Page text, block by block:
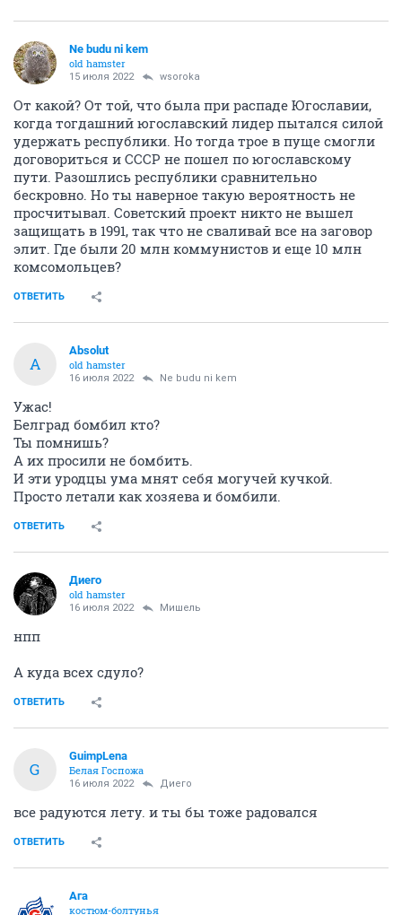
Ne budu ni kem
old hamster
15 июля 2022 wsoroka
От какой? От той, что была при распаде Югославии,
когда тогдашний югославский лидер пытался силой
удержать республики. Но тогда трое в пуще смогли
договориться и СССР не пошел по югославскому
пути. Разошлись республики сравнительно
бескровно. Но ты наверное такую вероятность не
просчитывал. Советский проект никто не вышел
защищать в 1991, так что не сваливай все на заговор
элит. Где были 20 млн коммунистов и еще 10 млн
комсомольцев?
ОТВЕТИТЬ
A
Absolut
old hamster
16 июля 2022 Ne budu ni kem
Ужас!
Белград бомбил кто?
Ты помнишь?
А их просили не бомбить.
И эти уродцы ума мнят себя могучей кучкой.
Просто летали как хозяева и бомбили.
ОТВЕТИТЬ
Диего
old hamster
16 июля 2022 Мишель
нпп
А куда всех сдуло?
ОТВЕТИТЬ
G
GuimpLena
Белая Госпожа
16 июля 2022 Диего
все радуются лету. и ты бы тоже радовался
ОТВЕТИТЬ
Ага
костюм-болтунья